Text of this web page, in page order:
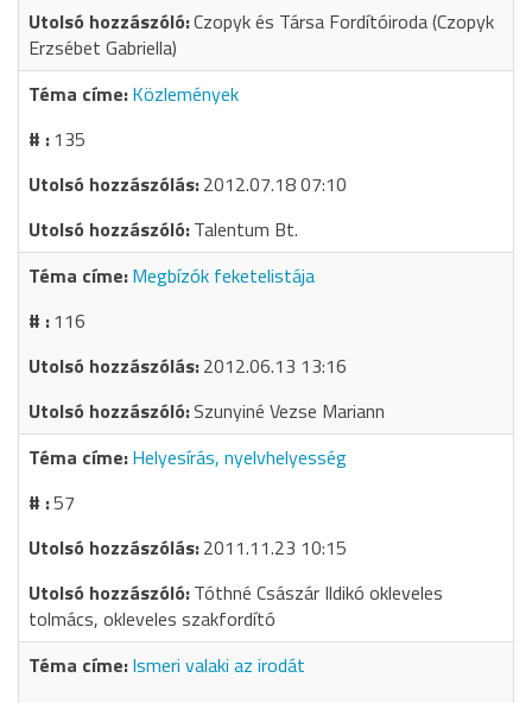
Czopyk és Társa Fordítóiroda (Czopyk
Erzsébet Gabriella)
Közlemények
135
2012.07.18 07:10
Talentum Bt.
Megbízók feketelistája
116
2012.06.13 13:16
Szunyiné Vezse Mariann
Helyesírás, nyelvhelyesség
57
2011.11.23 10:15
Tóthné Császár Ildikó okleveles
tolmács, okleveles szakfordító
Ismeri valaki az irodát